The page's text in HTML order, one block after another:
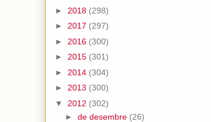
► 2018 (298)
► 2017 (297)
► 2016 (300)
► 2015 (301)
► 2014 (304)
► 2013 (300)
▼ 2012 (302)
► de desembre (26)